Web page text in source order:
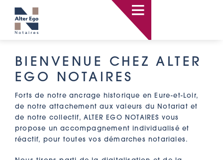
contenu
BIENVENUE CHEZ ALTER
EGO NOTAIRES
Forts de notre ancrage historique en Eure-et-Loir,
de notre attachement aux valeurs du Notariat et
de notre collectif, ALTER EGO NOTAIRES vous
propose un accompagnement individualisé et
réactif, pour toutes vos démarches notariales.